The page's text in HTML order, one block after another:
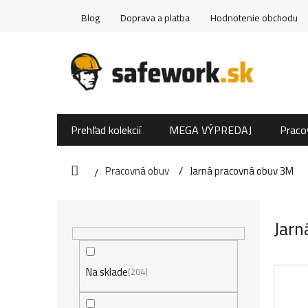
Blog Doprava a platba Hodnotenie obchodu
Prehľad kolekcií MEGA VÝPREDAJ
DomovPracovná obuv Jarná pracovná obuv 3M
Na sklade 204